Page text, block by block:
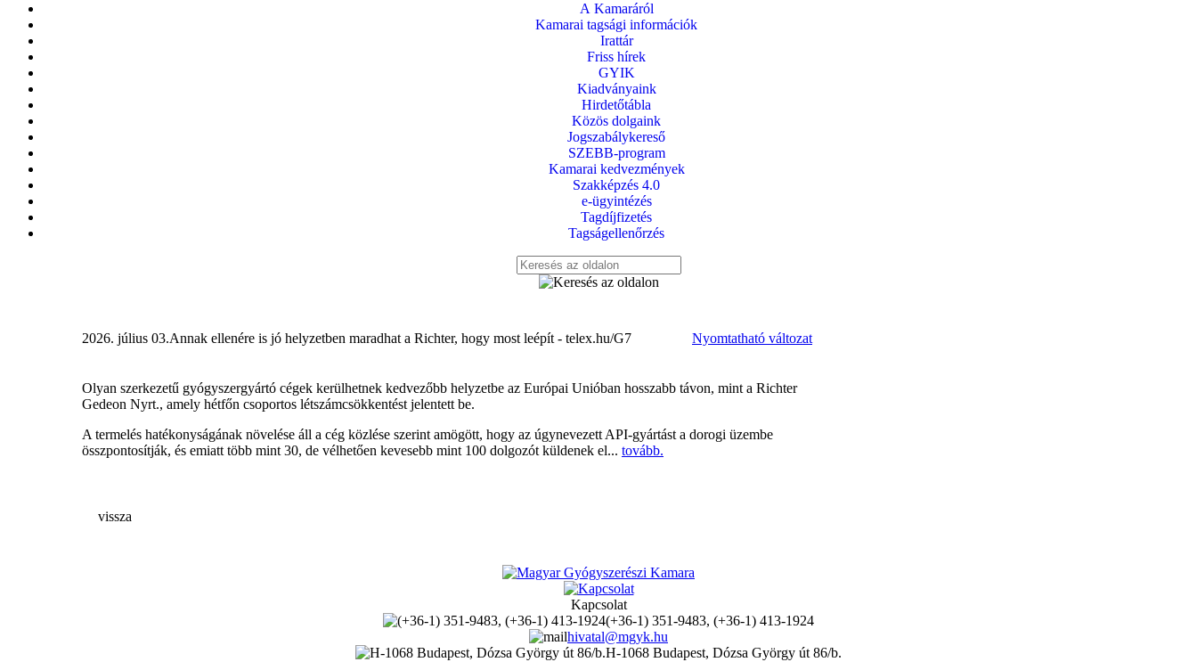
A Kamaráról
Kamarai tagsági információk
Irattár
Friss hírek
GYIK
Kiadványaink
Hirdetőtábla
Közös dolgaink
Jogszabálykereső
SZEBB-program
Kamarai kedvezmények
Szakképzés 4.0
e-ügyintézés
Tagdíjfizetés
Tagságellenőrzés
Nyomtatható változat
2026. július 03.Annak ellenére is jó helyzetben maradhat a Richter, hogy most leépít - telex.hu/G7
Olyan szerkezetű gyógyszergyártó cégek kerülhetnek kedvezőbb helyzetbe az Európai Unióban hosszabb távon, mint a Richter
Gedeon Nyrt., amely hétfőn csoportos létszámcsökkentést jelentett be.
A termelés hatékonyságának növelése áll a cég közlése szerint amögött, hogy az úgynevezett API-gyártást a dorogi üzembe
összpontosítják, és emiatt több mint 30, de vélhetően kevesebb mint 100 dolgozót küldenek el... tovább.
vissza
Kapcsolat
(+36-1) 351-9483, (+36-1) 413-1924
hivatal@mgyk.hu
H-1068 Budapest, Dózsa György út 86/b.